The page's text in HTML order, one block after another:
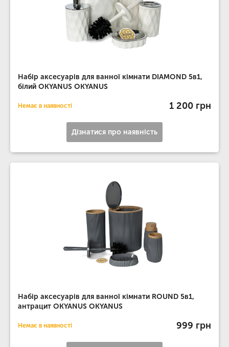
Набір аксесуарів для ванної кімнати DIAMOND 5в1,
білий OKYANUS OKYANUS
Немає в наявності 1 200 грн
Дізнатися про наявність
Набір аксесуарів для ванної кімнати ROUND 5в1,
антрацит OKYANUS OKYANUS
Немає в наявності 999 грн